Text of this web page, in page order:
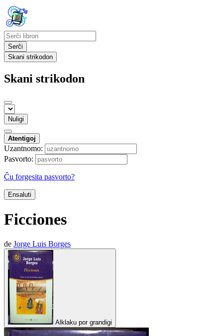
Serĉi
Skani strikodon
Skani strikodon
Nuligi
Atentigoj
Uzantnomo:
Pasvorto:
Ĉu forgesita pasvorto?
Ensaluti
Ficciones
de Jorge Luis Borges
Alklaku por grandigi